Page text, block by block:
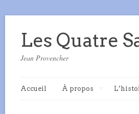
Les Quatre
Jean Provencher
Accueil À propos